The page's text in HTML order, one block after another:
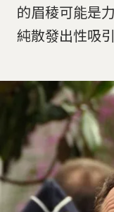
的眉稜可能是
純散發出性吸